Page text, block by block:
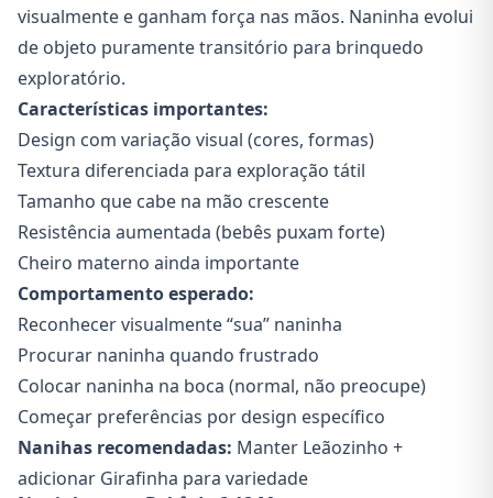
visualmente e ganham força nas mãos. Naninha evolui
de objeto puramente transitório para brinquedo
exploratório.
Características importantes:
Design com variação visual (cores, formas)
Textura diferenciada para exploração tátil
Tamanho que cabe na mão crescente
Resistência aumentada (bebês puxam forte)
Cheiro materno ainda importante
Comportamento esperado:
Reconhecer visualmente “sua” naninha
Procurar naninha quando frustrado
Colocar naninha na boca (normal, não preocupe)
Começar preferências por design específico
Nanihas recomendadas: Manter Leãozinho +
adicionar Girafinha para variedade